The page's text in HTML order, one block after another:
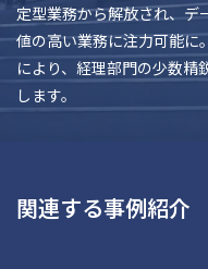
定型業務から解放され、デ
値の高い業務に注力可能に
により、経理部門の少数精
します。
関連する事例紹介